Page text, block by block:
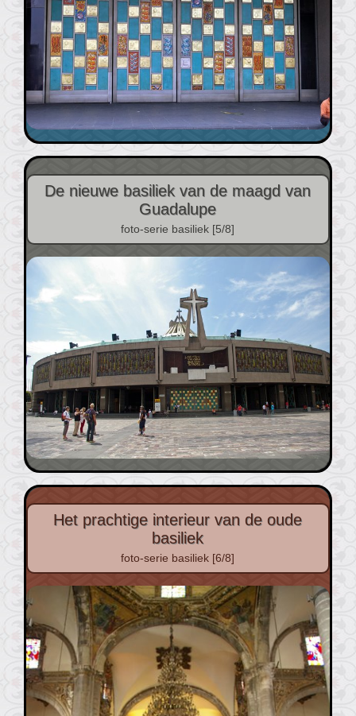
De nieuwe basiliek van de maagd van
Guadalupe
foto-serie basiliek [5/8]
Het prachtige interieur van de oude
basiliek
foto-serie basiliek [6/8]